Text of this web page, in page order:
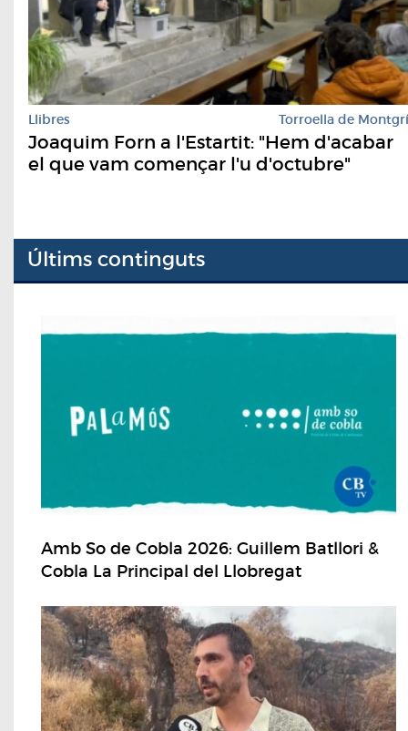
Llibres Torroella de Montgrí
Joaquim Forn a l'Estartit: "Hem d'acabar
el que vam començar l'u d'octubre"
Últims continguts
Amb So de Cobla 2026: Guillem Batllori &
Cobla La Principal del Llobregat